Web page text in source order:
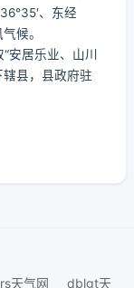
、东经
候。
安居乐业、山川
县，县政府驻
天气网 dblgt天